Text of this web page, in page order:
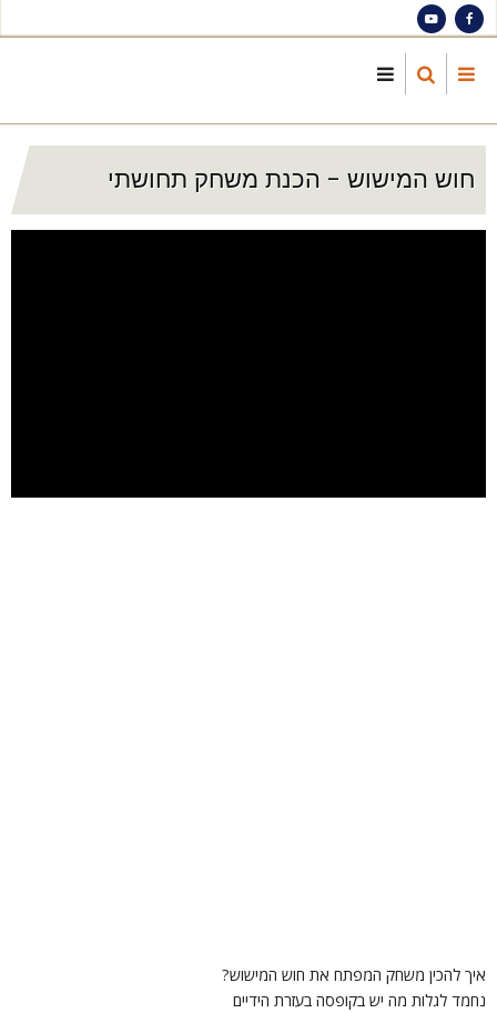
חוש המישוש - הכנת משחק תחושתי
להכין משחק המפתח את חוש המישוש?
לגלות מה יש בקופסה בעזרת הידיים